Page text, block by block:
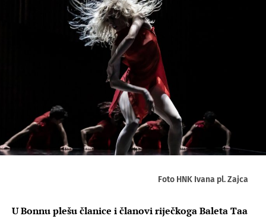
Foto HNK Ivana pl. Zajca
U Bonnu plešu članice i članovi riječkoga Baleta Taa